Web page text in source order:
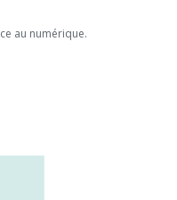
au numérique.